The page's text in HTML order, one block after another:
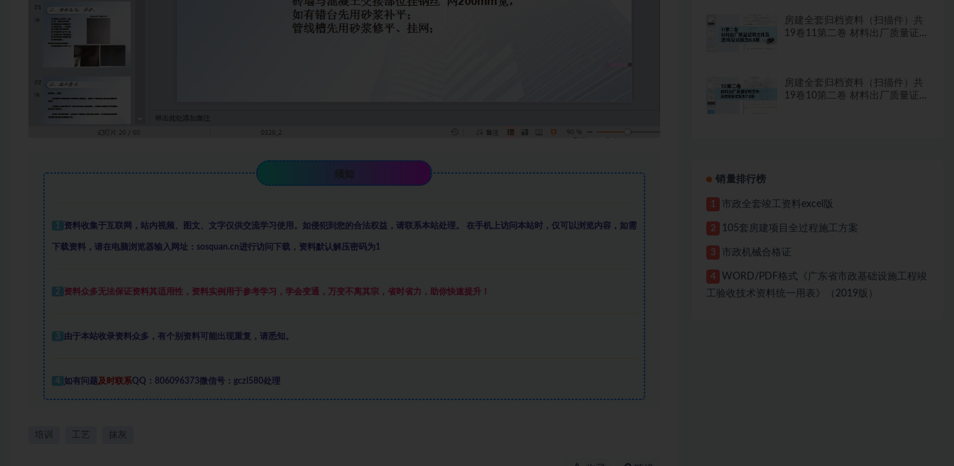
须知
1 资料收集于互联网 ， 站内视频、图文、文字仅供交流学习使用。如侵犯到您的合法权益，请联系本站处理。 在手机上访问本站时，仅可以浏览内容，如需
下载资料，请在电脑浏览器输入网址：sosquan.cn进行访问下载， 资料默认解压密码为1
2 资料众多无法保证资料其适用性，资料实例 用于参考学习，学会变通，万变不离其宗，省时省力，助你快速提升！
3 由于本站收录资料众多，有个别资料可能出现重复，请悉知。
4 如有问题及时联系QQ：806096373微信号：gczl580处理
培训 工艺 抹灰
房建全套归档资料（扫描件）共
19卷11第二卷 材料出厂质量证
房建全套归档资料（扫描件）共
19卷10第二卷 材料出厂质量证
销量排行榜
1 市政全套竣工资料excel版
2 105套房建项目全过程施工方案
3 市政机械合格证
4
WORD/PDF格式《广东省市政基础设施工程竣
工验收技术资料统一用表》（2019版）